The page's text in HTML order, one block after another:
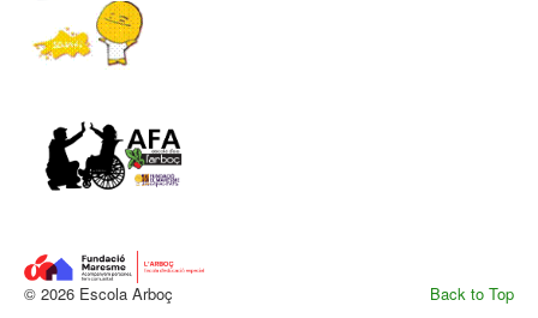
Back to Top
© 2026 Escola Arboç